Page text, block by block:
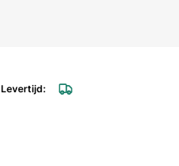
met L-boring 1.1/4"
met L-boring 1.1/2"